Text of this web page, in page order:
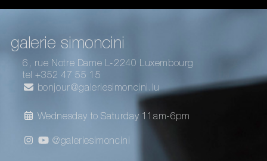
galerie simoncini
6, rue Notre Dame L-2240 Luxembourg
tel +352 47 55 15
bonjour@galeriesimoncini.lu
Wednesday to Saturday 11am-6pm
@galeriesimoncini